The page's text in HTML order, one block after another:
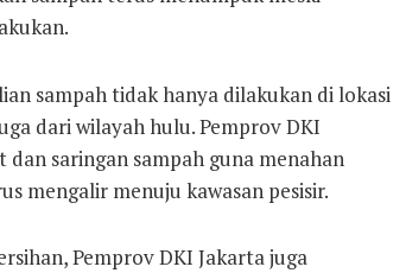
sampah tidak hanya dilakukan di lokasi
dari wilayah hulu. Pemprov DKI
dan saringan sampah guna menahan
mengalir menuju kawasan pesisir.
Pemprov DKI Jakarta juga